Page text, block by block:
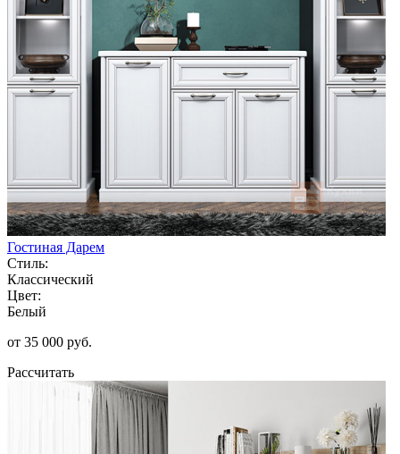
Гостиная Дарем
Стиль:
Классический
Цвет:
Белый
от 35 000 руб.
Рассчитать